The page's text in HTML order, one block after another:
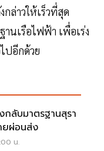
กล่าวให้เร็วที่สุด
นเรือไฟฟ้า เพื่อเร่ง
ปอีกด้วย
กลับมาตรฐานสุรา
ยผ่อนส่ง
น.